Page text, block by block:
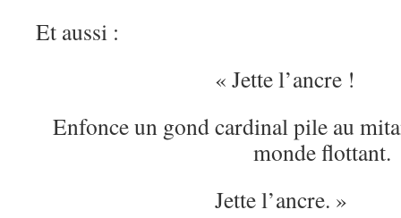
Et aussi :
« Jette l’ancre !
Enfonce un gond cardinal pile au
monde flottant.
Jette l’ancre. »